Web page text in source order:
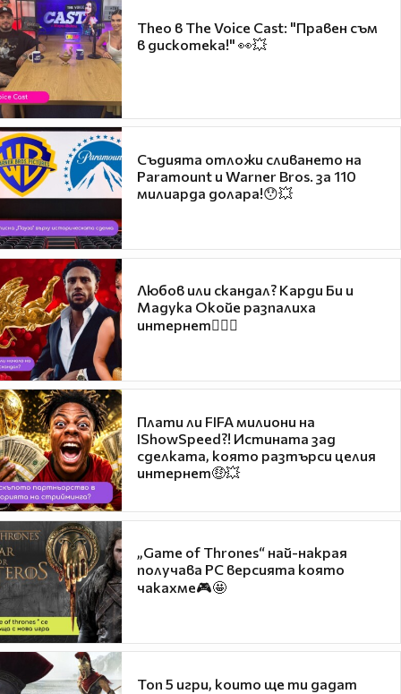
Theo в The Voice Cast: "Правен съм
в дискотека!" 👀💥
Съдията отложи сливането на
Paramount и Warner Bros. за 110
милиарда долара!😯💥
Любов или скандал? Карди Би и
Мадука Окойе разпалиха
интернет❤️‍🔥🔥
Плати ли FIFA милиони на
IShowSpeed?! Истината зад
сделката, която разтърси целия
интернет🤑💥
„Game of Thrones“ най-накрая
получава PC версията която
чакахме🎮🤩
Топ 5 игри, които ще ти дадат